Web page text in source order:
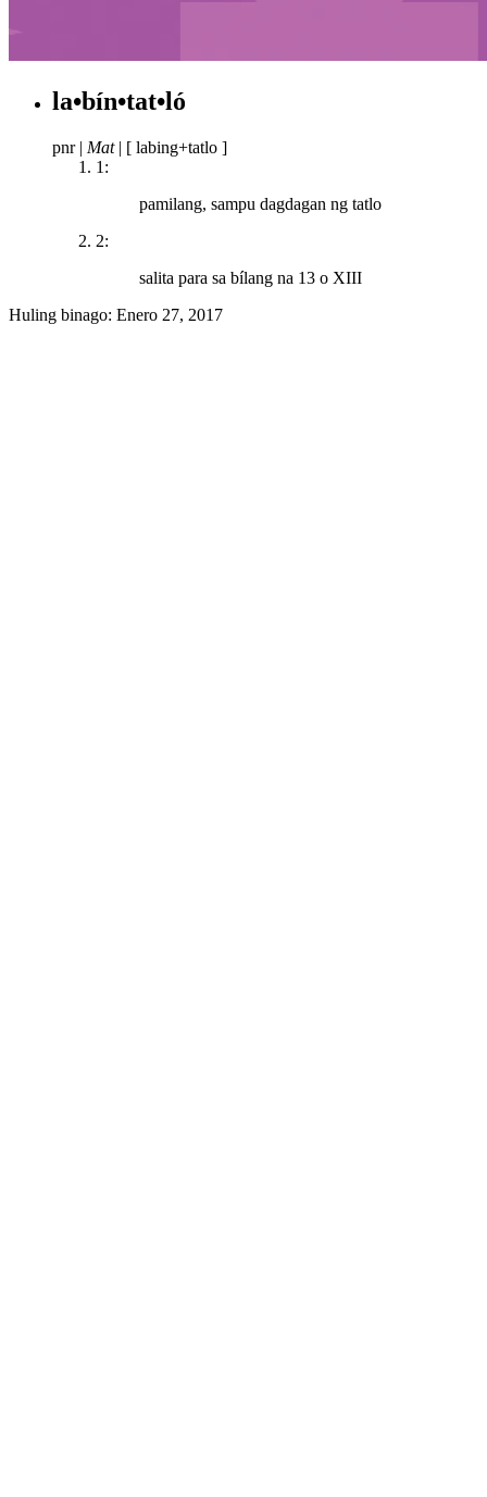
la•bín•tat•ló
pnr | Mat | [ labing+tatlo ]
1:
pamilang, sampu dagdagan ng tatlo
2:
salita para sa bílang na 13 o XIII
Huling binago: Enero 27, 2017